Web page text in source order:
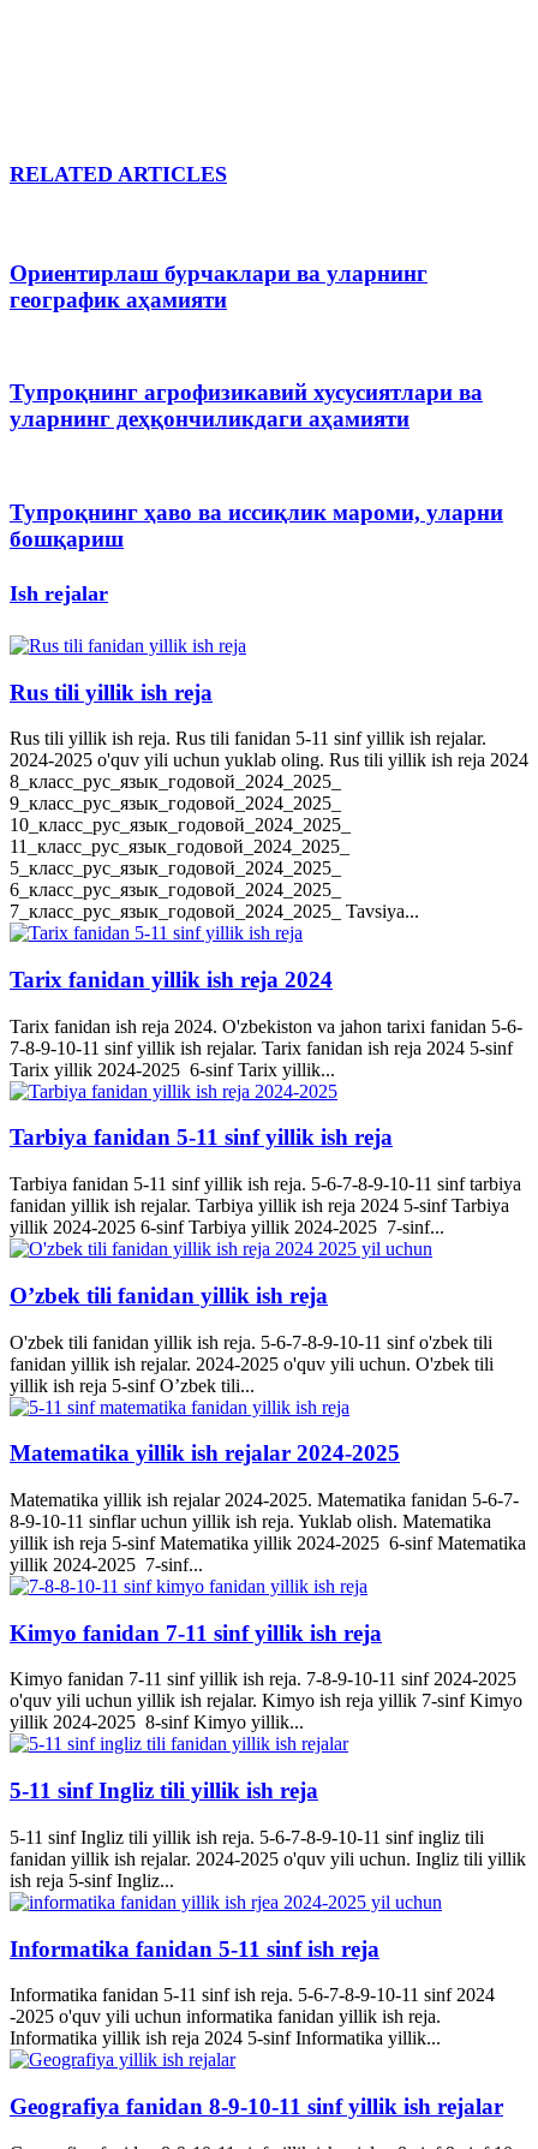
RELATED ARTICLES
Ориентирлаш бурчаклари ва уларнинг
географик аҳамияти
Тупроқнинг агрофизикавий хусусиятлари ва
уларнинг деҳқончиликдаги аҳамияти
Тупроқнинг ҳаво ва иссиқлик мароми, уларни
бошқариш
Ish rejalar
Rus tili yillik ish reja
Rus tili yillik ish reja. Rus tili fanidan 5-11 sinf yillik ish rejalar.
2024-2025 o'quv yili uchun yuklab oling. Rus tili yillik ish reja 2024
8_класс_рус_язык_годовой_2024_2025_
9_класс_рус_язык_годовой_2024_2025_
10_класс_рус_язык_годовой_2024_2025_
11_класс_рус_язык_годовой_2024_2025_
5_класс_рус_язык_годовой_2024_2025_
6_класс_рус_язык_годовой_2024_2025_
7_класс_рус_язык_годовой_2024_2025_ Tavsiya...
Tarix fanidan yillik ish reja 2024
Tarix fanidan ish reja 2024. O'zbekiston va jahon tarixi fanidan 5-6-
7-8-9-10-11 sinf yillik ish rejalar. Tarix fanidan ish reja 2024 5-sinf
Tarix yillik 2024-2025 6-sinf Tarix yillik...
Tarbiya fanidan 5-11 sinf yillik ish reja
Tarbiya fanidan 5-11 sinf yillik ish reja. 5-6-7-8-9-10-11 sinf tarbiya
fanidan yillik ish rejalar. Tarbiya yillik ish reja 2024 5-sinf Tarbiya
yillik 2024-2025 6-sinf Tarbiya yillik 2024-2025 7-sinf...
O’zbek tili fanidan yillik ish reja
O'zbek tili fanidan yillik ish reja. 5-6-7-8-9-10-11 sinf o'zbek tili
fanidan yillik ish rejalar. 2024-2025 o'quv yili uchun. O'zbek tili
yillik ish reja 5-sinf O’zbek tili...
Matematika yillik ish rejalar 2024-2025
Matematika yillik ish rejalar 2024-2025. Matematika fanidan 5-6-7-
8-9-10-11 sinflar uchun yillik ish reja. Yuklab olish. Matematika
yillik ish reja 5-sinf Matematika yillik 2024-2025 6-sinf Matematika
yillik 2024-2025 7-sinf...
Kimyo fanidan 7-11 sinf yillik ish reja
Kimyo fanidan 7-11 sinf yillik ish reja. 7-8-9-10-11 sinf 2024-2025
o'quv yili uchun yillik ish rejalar. Kimyo ish reja yillik 7-sinf Kimyo
yillik 2024-2025 8-sinf Kimyo yillik...
5-11 sinf Ingliz tili yillik ish reja
5-11 sinf Ingliz tili yillik ish reja. 5-6-7-8-9-10-11 sinf ingliz tili
fanidan yillik ish rejalar. 2024-2025 o'quv yili uchun. Ingliz tili yillik
ish reja 5-sinf Ingliz...
Informatika fanidan 5-11 sinf ish reja
Informatika fanidan 5-11 sinf ish reja. 5-6-7-8-9-10-11 sinf 2024
-2025 o'quv yili uchun informatika fanidan yillik ish reja.
Informatika yillik ish reja 2024 5-sinf Informatika yillik...
Geografiya fanidan 8-9-10-11 sinf yillik ish rejalar